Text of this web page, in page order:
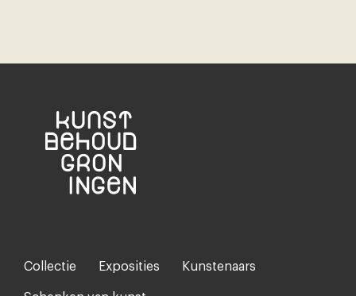
Footer-
menu
Collectie Exposities Kunstenaars